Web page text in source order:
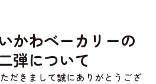
かわベーカリーの
弾について
だきまして誠にありがとうござ